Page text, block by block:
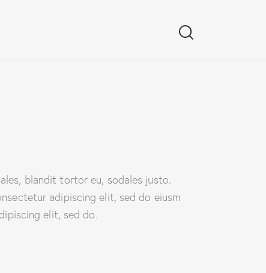
blandit tortor eu, sodales justo.
adipiscing elit, sed do eiusm
elit, sed do.